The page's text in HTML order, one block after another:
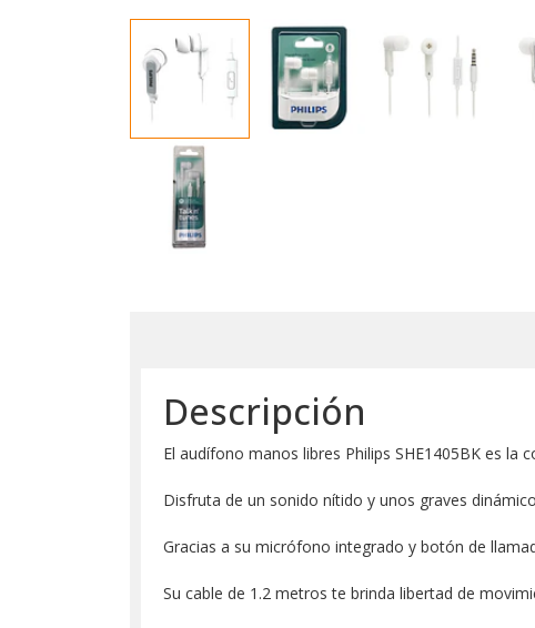
Descripción
El audífono manos libres Philips SHE1405BK es
Disfruta de un sonido nítido y unos graves
Gracias a su micrófono integrado y botón de
Su cable de 1.2 metros te brinda libertad de